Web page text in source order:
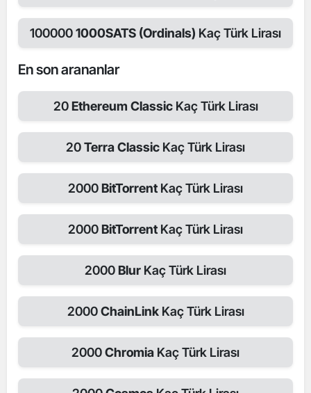
1000001000SATS (Ordinals) Kaç Türk Lirası
En son arananlar
20Ethereum Classic Kaç Türk Lirası
20Terra Classic Kaç Türk Lirası
2000BitTorrent Kaç Türk Lirası
2000BitTorrent Kaç Türk Lirası
2000Blur Kaç Türk Lirası
2000ChainLink Kaç Türk Lirası
2000Chromia Kaç Türk Lirası